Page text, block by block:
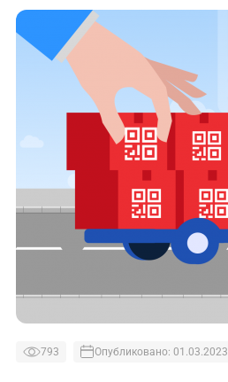
793 Опубликовано: 01.03.2023